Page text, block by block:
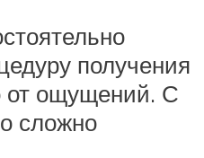
получения
от ощущений. С
сложно